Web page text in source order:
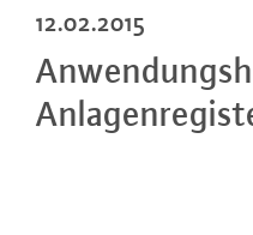
12.02.2015